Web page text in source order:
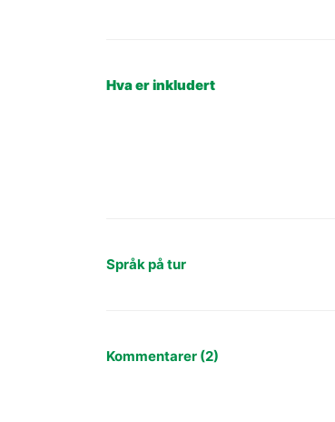
Hva er inkludert
Språk på tur
Kommentarer (2)